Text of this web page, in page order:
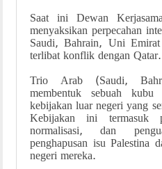
Saat ini Dewan
menyaksikan perpecahan
Saudi, Bahrain, Uni
terlibat konflik dengan Qatar.
Trio Arab (Saudi,
membentuk sebuah
kebijakan luar negeri yang
Kebijakan ini termasuk
normalisasi, dan
penghapusan isu Palestina
negeri mereka.